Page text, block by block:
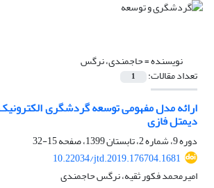
نویسنده =حاجمندی، نرگس
تعداد مقالات: 1
ارائه مدل مفهومی توسعه گردشگری الکترونیک
دیمتل فازی
دوره 9، شماره 2، تابستان 1399، صفحه
15-32
10.22034/jtd.2019.176704.1681
امیرمحمد فکور ثقیه، نرگس حاجمندی